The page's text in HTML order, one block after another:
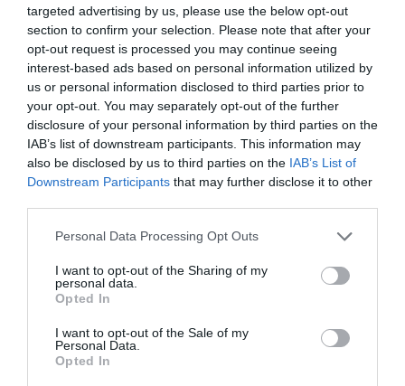
targeted advertising by us, please use the below opt-out
section to confirm your selection. Please note that after your
opt-out request is processed you may continue seeing
interest-based ads based on personal information utilized by
us or personal information disclosed to third parties prior to
your opt-out. You may separately opt-out of the further
disclosure of your personal information by third parties on the
IAB’s list of downstream participants. This information may
also be disclosed by us to third parties on the IAB’s List of
Downstream Participants that may further disclose it to other
Please note that this website/app uses one or more Google
not limited to your visit or usage behaviour. You may click to
grant or deny consent to Google and its third-party tags to
use your data for below specified purposes in below Google
consent section.
Personal Data Processing Opt Outs
I want to opt-out of the Sharing of my
personal data.
Opted In
I want to opt-out of the Sale of my
Personal Data.
Opted In
Bonaccini e il mito delle barricate di Parma: quando
l’antifascismo copia il fascismo
6 Agosto 2026